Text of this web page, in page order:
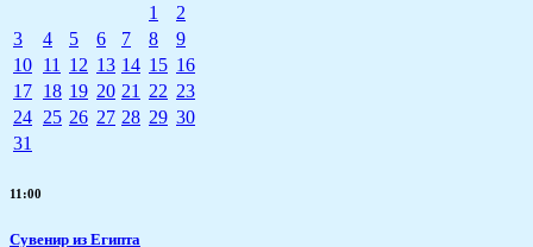
1
2
3
4 5 6 7 8
9
10 11 12 13 14 15 16
17 18 19 20 21 22 23
24 25 26 27 28 29 30
31
11:00
Сувенир из Египта